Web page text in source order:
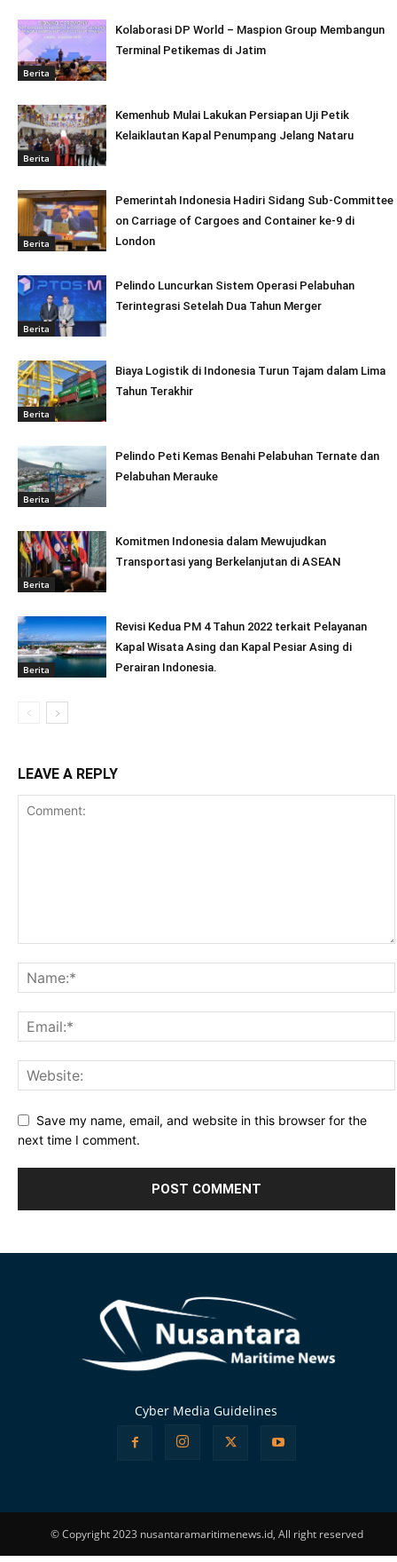
Berita
Kolaborasi DP World – Maspion Group Membangun
Terminal Petikemas di Jatim
Berita
Kemenhub Mulai Lakukan Persiapan Uji Petik
Kelaiklautan Kapal Penumpang Jelang Nataru
Berita
Pemerintah Indonesia Hadiri Sidang Sub-Committee
on Carriage of Cargoes and Container ke-9 di
London
Berita
Pelindo Luncurkan Sistem Operasi Pelabuhan
Terintegrasi Setelah Dua Tahun Merger
Berita
Biaya Logistik di Indonesia Turun Tajam dalam Lima
Tahun Terakhir
Berita
Pelindo Peti Kemas Benahi Pelabuhan Ternate dan
Pelabuhan Merauke
Berita
Komitmen Indonesia dalam Mewujudkan
Transportasi yang Berkelanjutan di ASEAN
Berita
Revisi Kedua PM 4 Tahun 2022 terkait Pelayanan
Kapal Wisata Asing dan Kapal Pesiar Asing di
Perairan Indonesia.
LEAVE A REPLY
Save my name, email, and website in this browser for the
next time I comment.
Cyber Media Guidelines
© Copyright 2023 nusantaramaritimenews.id, All right reserved